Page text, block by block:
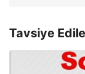
Tavsiye